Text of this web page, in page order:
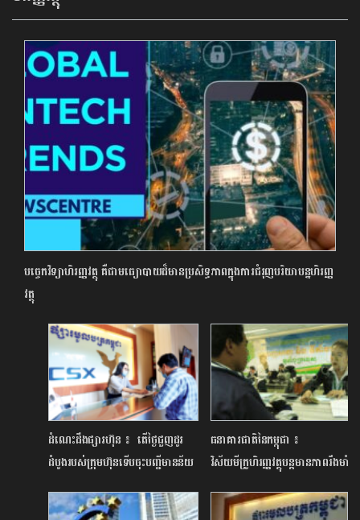
បច្ចេកវិទ្យាហិរញ្ញវត្ថុ គឺជាមធ្យោបាយដ៏មានប្រសិទ្ធភាពក្នុងការជំរុញបរិយាបន្នហិរញ្ញ
វត្ថុ
ដំណេះដឹងផ្សារហ៊ុន ៖ តើថ្ងៃជួញដូរ
ដំបូងរបស់ក្រុមហ៊ុនទើបចុះបញ្ជីមានន័យ
ធនាគារជាតិនៃកម្ពុជា ៖
វិស័យមីក្រូហិរញ្ញវត្ថុបន្តមានភាពរឹងមាំ